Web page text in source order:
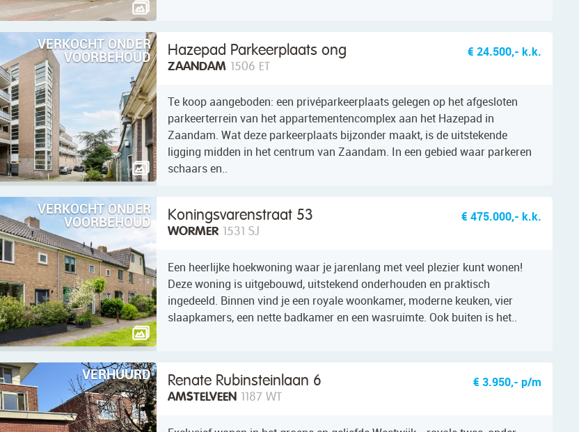
VERKOCHT ONDER
VOORBEHOUD Hazepad Parkeerplaats ong
ZAANDAM 1506 ET
€ 24.500,- k.k.
Te koop aangeboden: een privéparkeerplaats gelegen op het afgesloten
parkeerterrein van het appartementencomplex aan het Hazepad in
Zaandam. Wat deze parkeerplaats bijzonder maakt, is de uitstekende
ligging midden in het centrum van Zaandam. In een gebied waar parkeren
schaars en..
VERKOCHT ONDER
VOORBEHOUD Koningsvarenstraat 53
WORMER 1531 SJ
€ 475.000,- k.k.
Een heerlijke hoekwoning waar je jarenlang met veel plezier kunt wonen!
Deze woning is uitgebouwd, uitstekend onderhouden en praktisch
ingedeeld. Binnen vind je een royale woonkamer, moderne keuken, vier
slaapkamers, een nette badkamer en een wasruimte. Ook buiten is het..
VERHUURD Renate Rubinsteinlaan 6
AMSTELVEEN 1187 WT
€ 3.950,- p/m